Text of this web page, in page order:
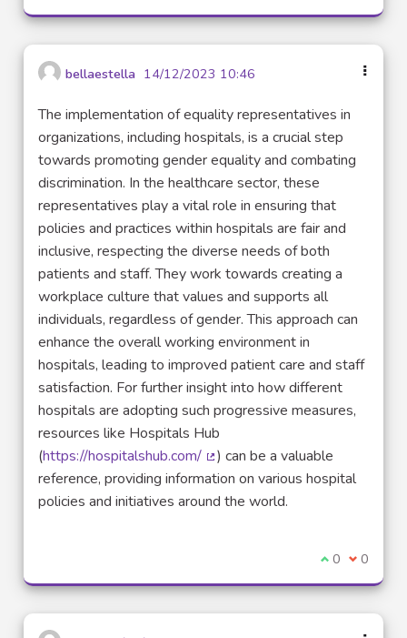
bellaestella 14/12/2023 10:46
The implementation of equality representatives in
organizations, including hospitals, is a crucial step
towards promoting gender equality and combating
discrimination. In the healthcare sector, these
representatives play a vital role in ensuring that
policies and practices within hospitals are fair and
inclusive, respecting the diverse needs of both
patients and staff. They work towards creating a
workplace culture that values and supports all
individuals, regardless of gender. This approach can
enhance the overall working environment in
hospitals, leading to improved patient care and staff
satisfaction. For further insight into how different
hospitals are adopting such progressive measures,
resources like Hospitals Hub
(https://hospitalshub.com/
(Lien externe)
) can be a valuable
reference, providing information on various hospital
policies and initiatives around the world.
Je suis
0 Je ne
0